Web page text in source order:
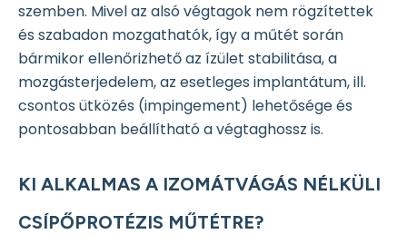
szemben. Mivel az alsó végtagok nem rögzítettek
és szabadon mozgathatók, így a műtét során
bármikor ellenőrizhető az ízület stabilitása, a
mozgásterjedelem, az esetleges implantátum, ill.
csontos ütközés (impingement) lehetősége és
pontosabban beállítható a végtaghossz is.
KI ALKALMAS A IZOMÁTVÁGÁS NÉLKÜLI
CSÍPŐPROTÉZIS MŰTÉTRE?